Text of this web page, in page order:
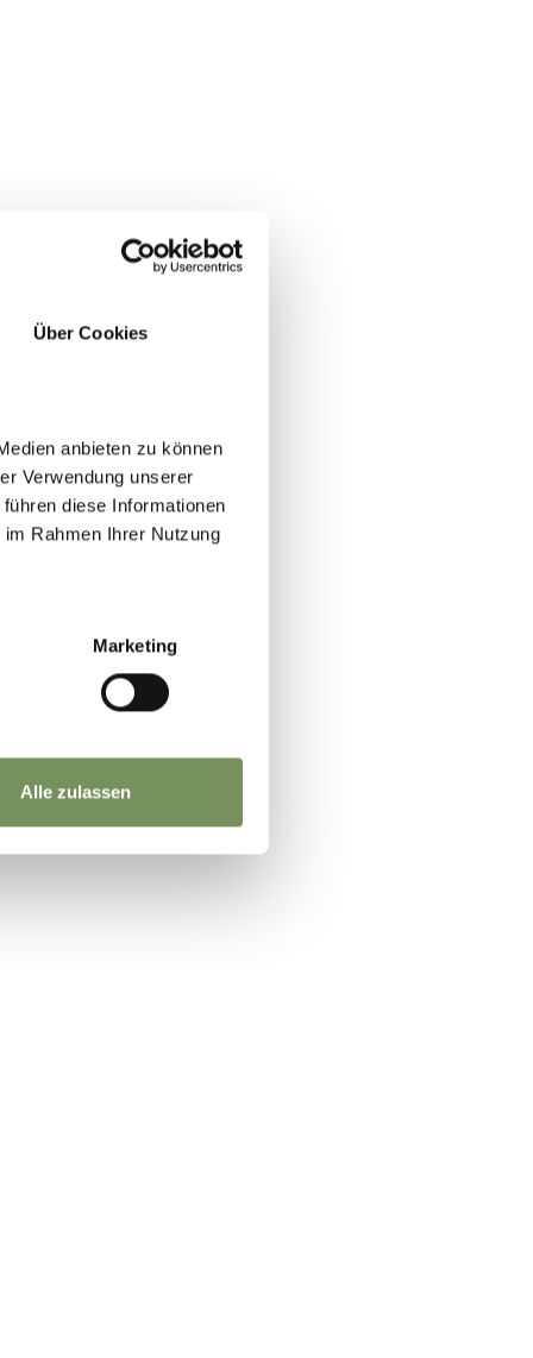
Über Cookies
anbieten zu können
Verwendung unserer
diese Informationen
Rahmen Ihrer Nutzung
Marketing
Alle zulassen
NO